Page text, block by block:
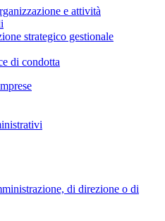
e attività
strategico gestionale
di condotta
di direzione o di